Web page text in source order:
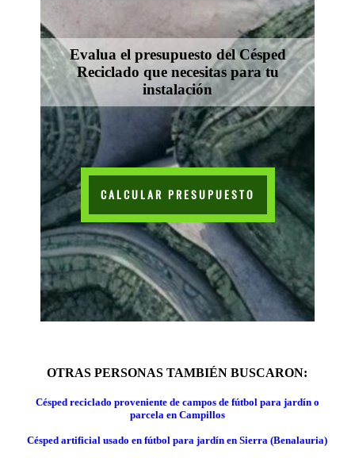
Evalua el presupuesto del Césped
Reciclado que necesitas para tu
instalación
CALCULAR PRESUPUESTO
OTRAS PERSONAS TAMBIÉN BUSCARON:
Césped reciclado proveniente de campos de fútbol para jardín o
parcela en Campillos
Césped artificial usado en fútbol para jardín en Sierra (Benalauria)